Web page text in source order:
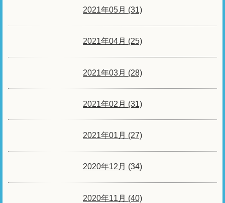
2021年05月 (31)
2021年04月 (25)
2021年03月 (28)
2021年02月 (31)
2021年01月 (27)
2020年12月 (34)
2020年11月 (40)